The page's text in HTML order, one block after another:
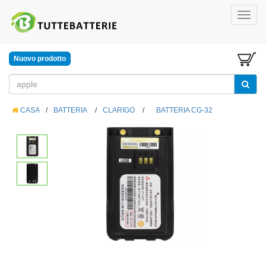
Nuovo prodotto
CASA / BATTERIA / CLARIGO / BATTERIA CG-32